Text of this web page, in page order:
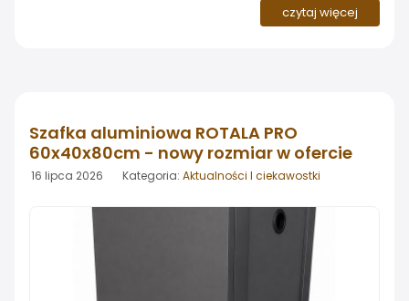
wraca. Organizacja Aquatic Gardeners Association
ogłosiła terminy tegorocznej edycji AGA International
czytaj więcej
Szafka aluminiowa ROTALA PRO
60x40x80cm - nowy rozmiar w ofercie
16 lipca 2026 Kategoria: Aktualności I ciekawostki